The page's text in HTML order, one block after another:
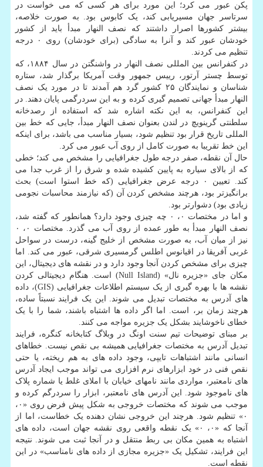
پکن عبور می کرد؛ این مورد برای هر کسی که می خواست در
سرتاسر جهان مسیریابی کند، یک کابوس بود. به صورت خلاصه،
بیشتر کشورها اصرار داشتند که نصف النهار مبدأ باید از کشور
خودشان عبور کند و آنرا به سادگی (برای خودشان) روی ۰ درجه
تنظیم می کردند.
در کنفرانس بین المللی نصف النهار در واشنگتن در سال ۱۸۸۴، که
توسط چستر آرتور، رییس جمهور وقت آمریکا برگذار شد، ستاره
شناسان و نمایندگان ۲۵ کشور گرد هم آمدند تا در مورد یک نصف
النهار مبدأ جهانی تصمیم گیری کرده و به این سردرگمی پایان دهند. در
این کنفرانس، به این نکته اشاره شد که استفاده از رصدخانه
سلطنتی گرینویچ در لندن بعنوان نصف النهار مبدأ، جایی که خط بین
المللی تاریخ قرار بود تنظیم شود، بسیار مناسب می باشد، برای اینکه
این خط تقریبا به صورت کامل از روی آب عبور می کرد.
حال آن نقطه، صفر درجه طول جغرافیایی را مشخص می کند؛ خطی
که از بالای سیاره به پایین کشیده شده و شرق را از غرب جدا می
کند. تعیین ۰ درجه عرض جغرافیایی (که خط استوا است) بحث
برانگیزتر بود، هرچند مشخص کردن آن (که نیازمند محاسبات نجومی
زیادی بود) دشوارتر بود.
و اما در مختصات ۰، ۰ چه چیزی وجود دارد؟ همانطور که گفته شد،
نصف النهار مبدأ به طور عمده از روی آب می گذرد. مختصات ۰، ۰
نیز از میان آب، به صورت مشخص از خلیج گینه، درست در سواحل
غربی آفریقا در اقیانوس اطلس گرمسیری شرقی، عبور می کند. اما
چیزی برای مشخص کردن آنجا وجود دارد و در نقشه های دیجیتال، این
مکان جای «جزیره نال» (Null Island) است. هنگام دیجیتالی کردن
نقشه ها با بهره گیری از یک سیستم اطلاعات جغرافیایی (GIS)، داده
های آدرس به مختصات تبدیل می شوند. این یک فرایند نسبتاً ساده،
هرچند زمان بر، است. اما اگر داده ها اشتباه باشند، شما را با یک
خطای ناخوشایند بشکل یک جزیره مواجه می کنند.
بر مبنای توضیحات تیم سنت اونگ در وبلاگ کتابخانه کنگره، فرایند
تبدیل آدرس به مختصات جغرافیایی همیشه بی نقص نیست. خطاهای
انسانی مانند اشتباهات تایپی، وجود داده های به هم ریخته، یا حتی
نقص فنی در خود ابزارهای نرم افزاری می تواند موجب ایجاد آدرس
های نامعتبر، مواردی مانند نامهای خیابان با املای غلط یا شماره پلاک
های ناموجود شود. این آدرس های نامعتبر، ابزار را سردرگم کرده و
موجب می شوند که مختصات خروجی به شکل پیش فرض روی «۰،
۰» تنظیم شود. هرچند این خروجی نشان دهنده یک خطاست، اما از
آنجا که «۰، ۰» یک نقطه واقعی روی نقشه جهان است، داده های
اشتباه به همین مکان بی ربط منتقل و در آنجا ثبت می شوند. نتیجه
این فرایند، تشکیل یک «جزیره مجازی از داده های نامناسب» در این
نقطه است.